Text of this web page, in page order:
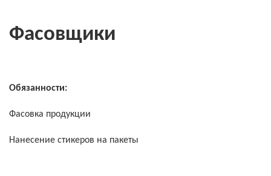
Фасовщики
Обязанности:
Фасовка продукции
Нанесение стикеров на пакеты